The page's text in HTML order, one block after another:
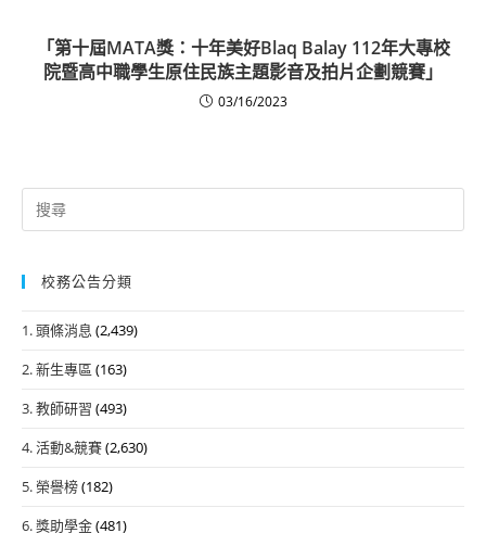
「第十屆MATA獎：十年美好Blaq Balay 112年大專校
院暨高中職學生原住民族主題影音及拍片企劃競賽」
03/16/2023
Search
for:
校務公告分類
1. 頭條消息 (2,439)
2. 新生專區 (163)
3. 教師研習 (493)
4. 活動&競賽(2,630)
5. 榮譽榜(182)
6. 獎助學金(481)